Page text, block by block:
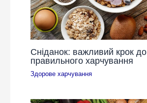
Сніданок: важливий крок до
правильного харчування
Здорове харчування